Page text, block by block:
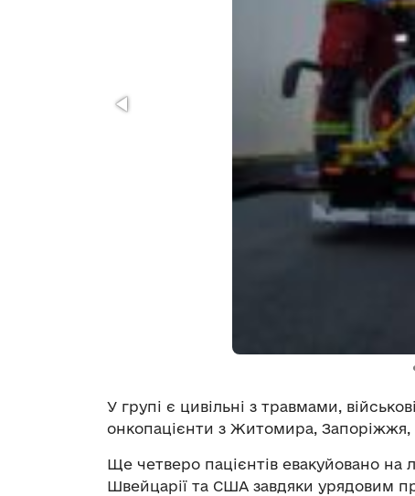
У групі є цивільні з травмами,
онкопацієнти з Житомира, Запоріжжя,
Ще четверо пацієнтів евакуйовано на
Швейцарії та США завдяки урядовим